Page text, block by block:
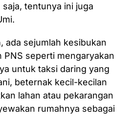
tentunya ini juga
ada sejumlah kesibukan
PNS seperti mengaryakan
untuk taksi daring yang
beternak kecil-kecilan
lahan atau pekarangan
rumahnya sebagai